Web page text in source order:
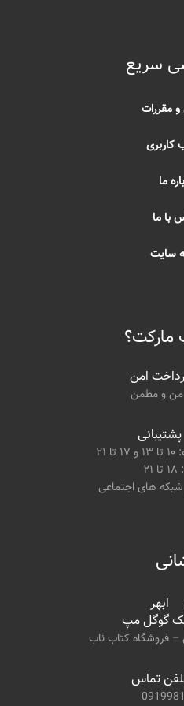
سریع
و مقررات
کاربری
ما
با ما
سایت
مارکت؟
امن
و مطمن
پشتیبانی
شبکه های اجتماعی
ابهر
گوگل مپ
– فروشگاه کتاب ناب
تماس